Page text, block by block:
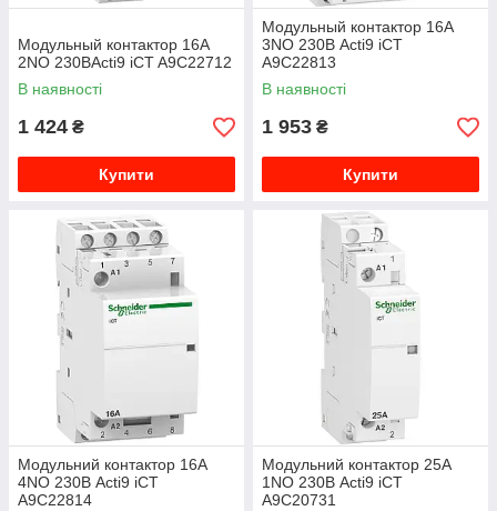
Модульный контактор 16A
2NO 230ВActi9 iCT A9C22712
В наявності
1 424 ₴
Купити
Модульный контактор 16A
3NO 230В Acti9 iCT
A9C22813
В наявності
1 953 ₴
Купити
Модульний контактор 16A
4NO 230В Acti9 iCT
A9C22814
Модульний контактор 25A
1NO 230В Acti9 iCT
A9C20731